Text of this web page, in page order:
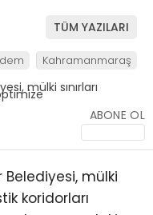
TÜM YAZILARI
Kahramanmaraş
ABONE OL
mülki
koridorları